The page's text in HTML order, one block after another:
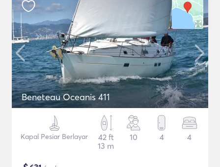
Beneteau Oceanis 411
Kapal Pesiar Berlayar
42 ft
13 m
10 4 4